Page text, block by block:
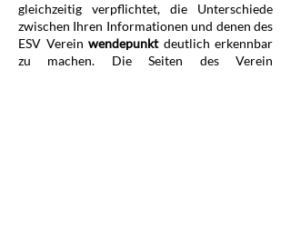
gleichzeitig verpflichtet, die Unterschiede
zwischen Ihren Informationen und denen des
ESV Verein wendepunkt deutlich erkennbar
zu machen. Die Seiten des Verein